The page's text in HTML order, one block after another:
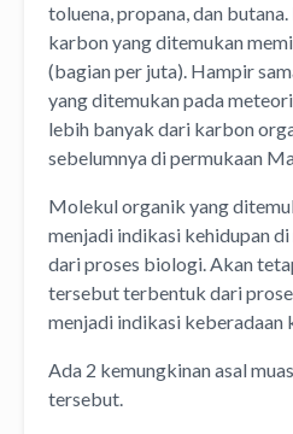
toluena, propana, dan
karbon yang ditemukan
(bagian per juta). Hampir
yang ditemukan pada
lebih banyak dari karbon
sebelumnya di permukaan
Molekul organik yang
menjadi indikasi kehidupan
dari proses biologi. Akan
tersebut terbentuk dari
menjadi indikasi keberadaan
Ada 2 kemungkinan asal
tersebut.